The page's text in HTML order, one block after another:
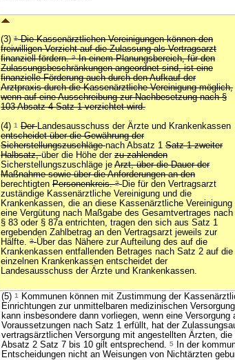
(3) 1Die Kassenärztlichen Vereinigungen können den
freiwilligen Verzicht auf die Zulassung als Vertragsarzt
finanziell fördern.2In einem Planungsbereich, für den
Zulassungsbeschränkungen angeordnet sind, ist eine
finanzielle Förderung auch durch den Aufkauf der
Arztpraxis durch die Kassenärztliche Vereinigung möglich,
wenn auf eine Ausschreibung zur Nachbesetzung nach §
103 Absatz 4 Satz 1 verzichtet wird.
(4) 1 DerLandesausschuss der Ärzte und Krankenkassen
entscheidet über die Gewährung der
Sicherstellungszuschlägenach Absatz 1 Satz 1 zweiter
Halbsatz,über die Höhe der zu zahlenden
Sicherstellungszuschläge je Arzt, über die Dauer der
Maßnahme sowie über die Anforderungen an den
berechtigten Personenkreis.2 Die für den Vertragsarzt
zuständige Kassenärztliche Vereinigung und die
Krankenkassen, die an diese Kassenärztliche Vereinigung
eine Vergütung nach Maßgabe des Gesamtvertrages nach
§ 83 oder § 87a entrichten, tragen den sich aus Satz 1
ergebenden Zahlbetrag an den Vertragsarzt jeweils zur
Hälfte. 3 Über das Nähere zur Aufteilung des auf die
Krankenkassen entfallenden Betrages nach Satz 2 auf die
einzelnen Krankenkassen entscheidet der
Landesausschuss der Ärzte und Krankenkassen.
(5) 1
Kommunen können mit Zustimmung der
Einrichtungen zur unmittelbaren medizinischen
kann insbesondere dann vorliegen, wenn eine
Voraussetzungen nach Satz 1 erfüllt, hat der
vertragsärztlichen Versorgung mit angestellten Ärzten,
Absatz 2 Satz 7 bis 10 gilt entsprechend. 5
In der
Entscheidungen nicht an Weisungen von Nichtärzten